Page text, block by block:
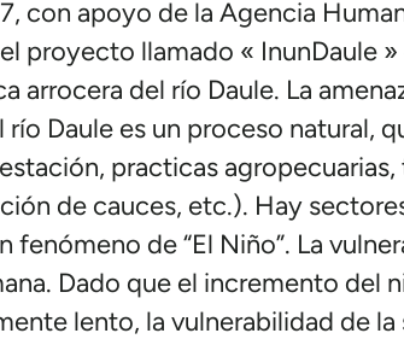
con apoyo de la Agencia
proyecto llamado « InunDaule
arrocera del río Daule. La
Daule es un proceso natural,
practicas
de cauces, etc.). Hay
fenómeno de “El Niño”. La
Dado que el incremento del
lento, la vulnerabilidad de